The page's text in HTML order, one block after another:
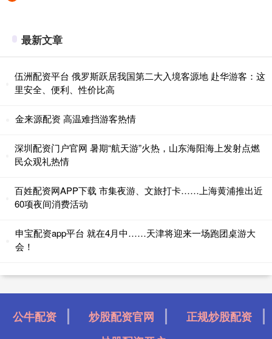
最新文章
伍洲配资平台 俄罗斯跃居我国第二大入境客源地 赴华游客：这
里安全、便利、性价比高
金来源配资 高温难挡游客热情
深圳配资门户官网 暑期“航天游”火热，山东海阳海上发射点燃
民众观礼热情
百姓配资网APP下载 市集夜游、文旅打卡……上海黄浦推出近
60项夜间消费活动
申宝配资app平台 就在4月中……天津将迎来一场跑团桌游大
会！
公牛配资 炒股配资官网
正规炒股配资